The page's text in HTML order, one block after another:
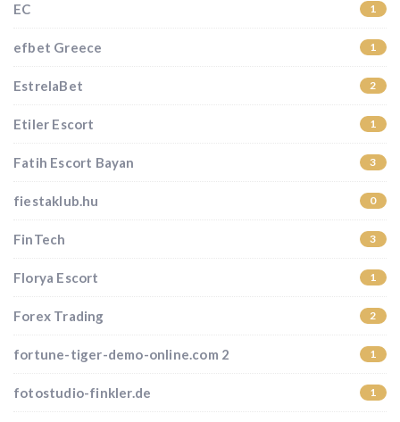
EC 1
efbet Greece 1
EstrelaBet 2
Etiler Escort 1
Fatih Escort Bayan 3
fiestaklub.hu 0
FinTech 3
Florya Escort 1
Forex Trading 2
fortune-tiger-demo-online.com 2 1
fotostudio-finkler.de 1